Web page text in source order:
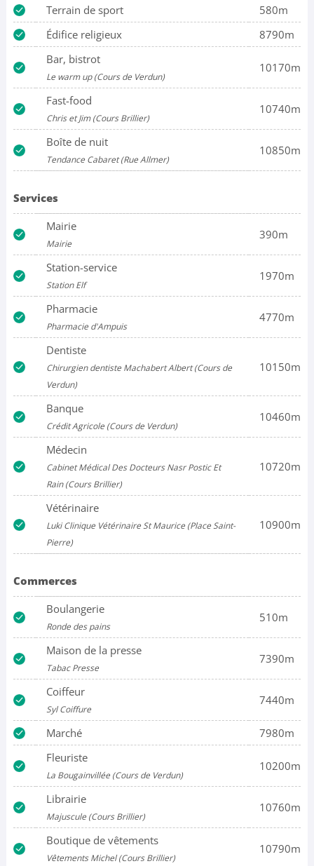
Terrain de sport
580m
Édifice religieux
8790m
Bar, bistrot
Le warm up (Cours de Verdun)
10170m
Fast-food
Chris et Jim (Cours Brillier)
10740m
Boîte de nuit
Tendance Cabaret (Rue Allmer)
10850m
Services
Mairie
Mairie
390m
Station-service
Station Elf
1970m
Pharmacie
Pharmacie d'Ampuis
4770m
Dentiste
Chirurgien dentiste Machabert Albert (Cours de
Verdun)
10150m
Banque
Crédit Agricole (Cours de Verdun)
10460m
Médecin
Cabinet Médical Des Docteurs Nasr Postic Et
Rain (Cours Brillier)
10720m
Vétérinaire
Luki Clinique Vétérinaire St Maurice (Place Saint-
Pierre)
10900m
Commerces
Boulangerie
Ronde des pains
510m
Maison de la presse
Tabac Presse
7390m
Coiffeur
Syl Coiffure
7440m
Marché
7980m
Fleuriste
La Bougainvillée (Cours de Verdun)
10200m
Librairie
Majuscule (Cours Brillier)
10760m
Boutique de vêtements
Vêtements Michel (Cours Brillier)
10790m